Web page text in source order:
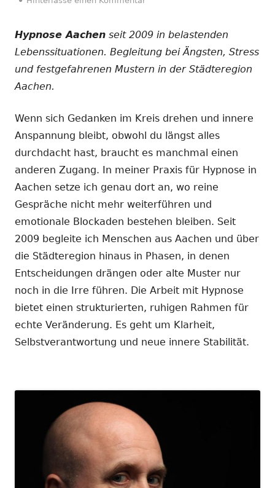
Hypnose Aachen seit 2009 in belastenden
Lebenssituationen. Begleitung bei Ängsten, Stress
und festgefahrenen Mustern in der Städteregion
Aachen.
Wenn sich Gedanken im Kreis drehen und innere
Anspannung bleibt, obwohl du längst alles
durchdacht hast, braucht es manchmal einen
anderen Zugang. In meiner Praxis für Hypnose in
Aachen setze ich genau dort an, wo reine
Gespräche nicht mehr weiterführen und
emotionale Blockaden bestehen bleiben. Seit
2009 begleite ich Menschen aus Aachen und über
die Städteregion hinaus in Phasen, in denen
Entscheidungen drängen oder alte Muster nur
noch in die Irre führen. Die Arbeit mit Hypnose
bietet einen strukturierten, ruhigen Rahmen für
echte Veränderung. Es geht um Klarheit,
Selbstverantwortung und neue innere Stabilität.